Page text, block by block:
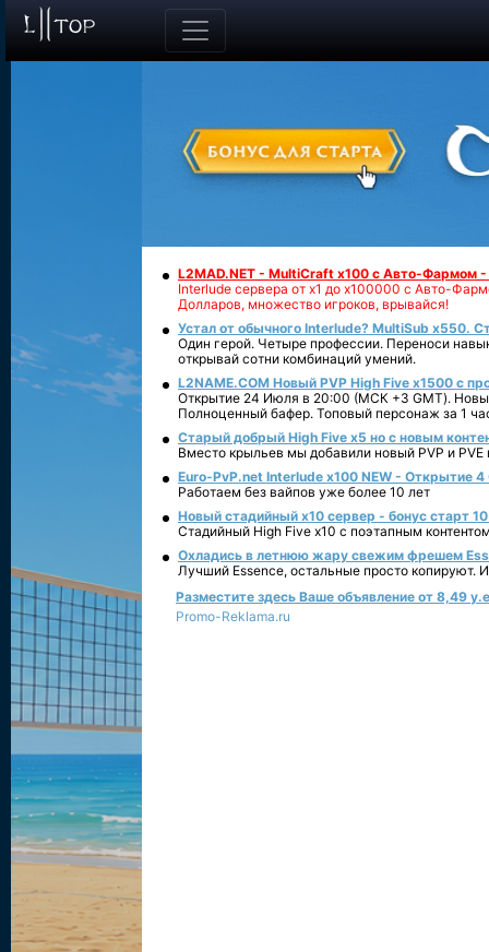
L2MAD.NET - MultiCraft x100 с Авто-Фармом
Interlude сервера от х1 до х100000 с Авто-
Долларов, множество игроков, врывайся!
Устал от обычного Interlude? MultiSub x550.
Один герой. Четыре профессии. Переноси
открывай сотни комбинаций умений.
L2NAME.COM Новый PVP High Five x1500 с
Открытие 24 Июля в 20:00 (МСК +3 GMT).
Полноценный бафер. Топовый персонаж за 1
Старый добрый High Five x5 но с новым
Вместо крыльев мы добавили новый PVP и PVE
Euro-PvP.net Interlude х100 NEW - Открытие 4
Работаем без вайпов уже более 10 лет
Новый стадийный х10 сервер - бонус старт
Стадийный High Five x10 с поэтапным
Охладись в летнюю жару свежим фрешем
Лучший Essence, остальные просто копируют.
Разместите здесь Ваше объявление от 8,49
Promo-Reklama.ru